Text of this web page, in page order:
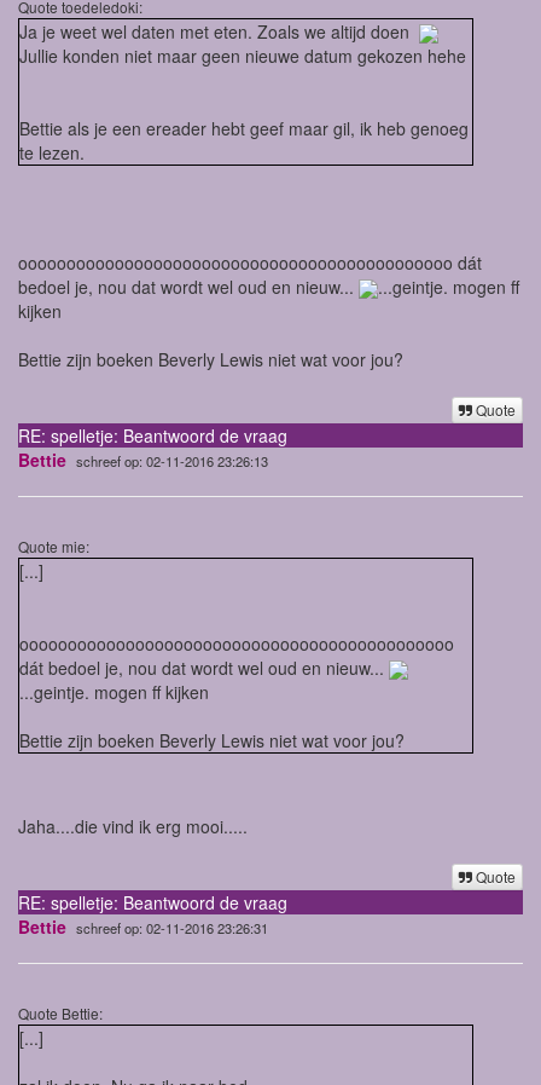
Quote toedeledoki:
Ja je weet wel daten met eten. Zoals we altijd doen
Jullie konden niet maar geen nieuwe datum gekozen hehe
Bettie als je een ereader hebt geef maar gil, ik heb genoeg
te lezen.
ooooooooooooooooooooooooooooooooooooooooooooo dát
bedoel je, nou dat wordt wel oud en nieuw...
...geintje. mogen ff
kijken
Bettie zijn boeken Beverly Lewis niet wat voor jou?
Quote
RE: spelletje: Beantwoord de vraag
Bettie schreef op: 02-11-2016 23:26:13
Quote mie:
[...]
ooooooooooooooooooooooooooooooooooooooooooooo
dát bedoel je, nou dat wordt wel oud en nieuw...
...geintje. mogen ff kijken
Bettie zijn boeken Beverly Lewis niet wat voor jou?
Jaha....die vind ik erg mooi.....
Quote
RE: spelletje: Beantwoord de vraag
Bettie schreef op: 02-11-2016 23:26:31
Quote Bettie:
[...]